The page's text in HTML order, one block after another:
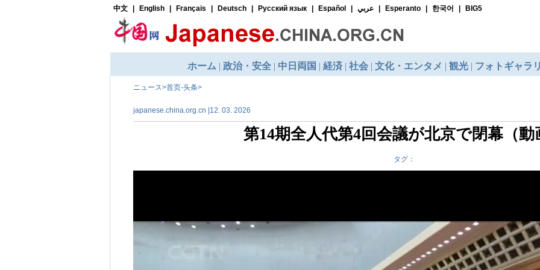
ニュース>首页-头条>
japanese.china.org.cn |12. 03. 2026
第14期全人代第4回会議が北京で閉幕（動
タグ：